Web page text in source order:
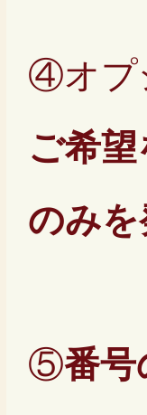
④オプ
ご希
のみ
⑤番号